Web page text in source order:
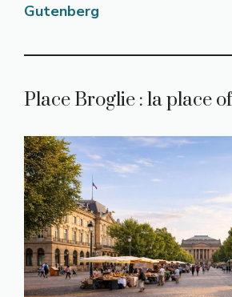
Gutenberg
Place Broglie : la place